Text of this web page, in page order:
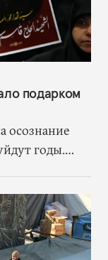
подарком
осознание
годы.